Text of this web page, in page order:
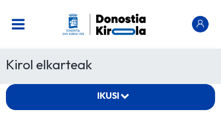
Kirol elkarteak
IKUSI